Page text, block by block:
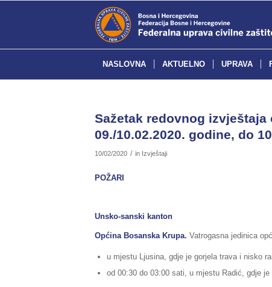
NASLOVNA AKTUELNO UPRAVA
Sažetak redovnog
09./10.02.2020. godine, do
10/02/2020 / in Izvještaji
POŽARI
Unsko-sanski kanton
Općina Bosanska Krupa. Vatrogasna jedinica
u mjestu Ljusina, gdje je gorjela trava i nisko
od 00:30 do 03:00 sati, u mjestu Radić, gdje